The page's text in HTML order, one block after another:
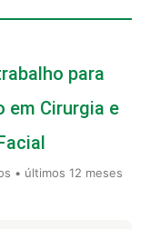
para
em Cirurgia e
• últimos 12 meses